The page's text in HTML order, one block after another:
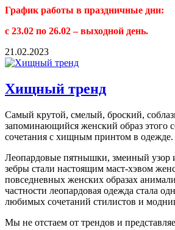
График работы в праздничные дни:
с 23.02 по 26.02 – выходной день.
21.02.2023
Хищный тренд
Самый крутой, смелый, броский,
запоминающийся женский образ этого
сочетания с хищным принтом в одежде.
Леопардовые пятнышки, змеиный узор
зебры стали настоящим маст-хэвом
повседневных женских образах
частности леопардовая одежда стала
любимых сочетаний стилистов и
Мы не отстаем от трендов и